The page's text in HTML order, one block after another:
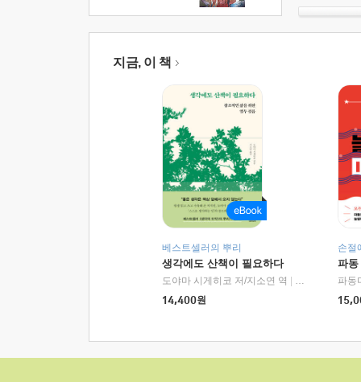
지금, 이 책
베스트셀러의 뿌리
생각에도 산책이 필요하다
도야마 시게히코 저/지소연 역
알에이치코리
14,400원
손절
파동
파동